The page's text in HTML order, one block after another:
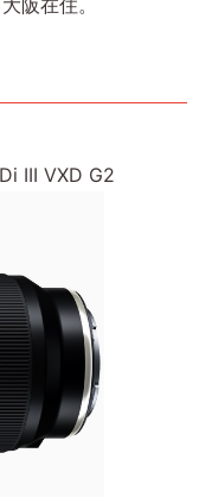
阪在住。
III VXD G2